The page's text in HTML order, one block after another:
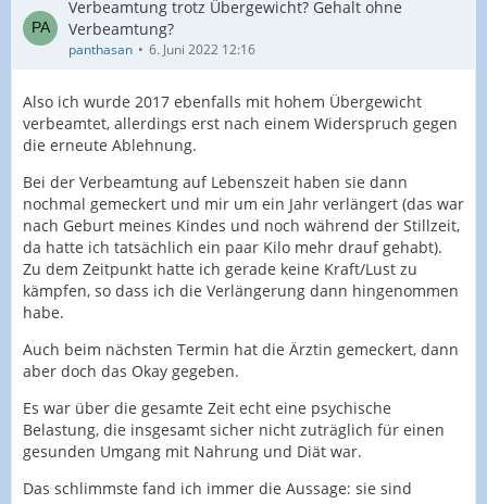
Verbeamtung trotz Übergewicht? Gehalt ohne
Verbeamtung?
panthasan 6. Juni 2022 12:16
Also ich wurde 2017 ebenfalls mit hohem Übergewicht
verbeamtet, allerdings erst nach einem Widerspruch gegen
die erneute Ablehnung.
Bei der Verbeamtung auf Lebenszeit haben sie dann
nochmal gemeckert und mir um ein Jahr verlängert (das war
nach Geburt meines Kindes und noch während der Stillzeit,
da hatte ich tatsächlich ein paar Kilo mehr drauf gehabt).
Zu dem Zeitpunkt hatte ich gerade keine Kraft/Lust zu
kämpfen, so dass ich die Verlängerung dann hingenommen
habe.
Auch beim nächsten Termin hat die Ärztin gemeckert, dann
aber doch das Okay gegeben.
Es war über die gesamte Zeit echt eine psychische
Belastung, die insgesamt sicher nicht zuträglich für einen
gesunden Umgang mit Nahrung und Diät war.
Das schlimmste fand ich immer die Aussage: sie sind